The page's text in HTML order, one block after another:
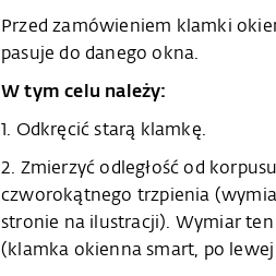
Przed zamówieniem klamki
pasuje do danego okna.
W tym celu należy:
1. Odkręcić starą klamkę.
2. Zmierzyć odległość od
czworokątnego trzpienia
stronie na ilustracji). Wymiar
(klamka okienna smart, po